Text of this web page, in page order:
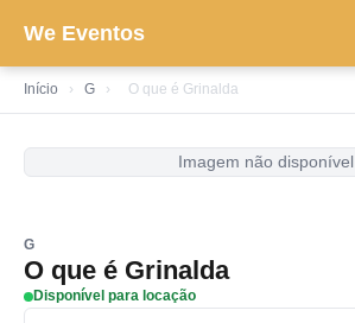
We Eventos
Início › G › O que é Grinalda
Imagem não disponível
G
O que é Grinalda
Disponível para locação